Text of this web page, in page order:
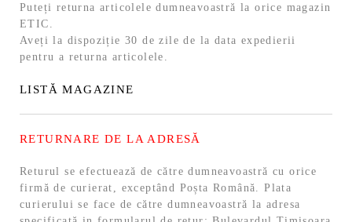
Puteți returna articolele dumneavoastră la orice magazin
ETIC.
Aveți la dispoziție 30 de zile de la data expedierii
pentru a returna articolele.
LISTĂ MAGAZINE
RETURNARE DE LA ADRESĂ
Returul se efectuează de către dumneavoastră cu orice
firmă de curierat, exceptând Poșta Română. Plata
curierului se face de către dumneavoastră la adresa